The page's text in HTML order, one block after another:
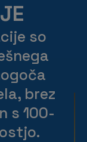
so
brez
s 100-